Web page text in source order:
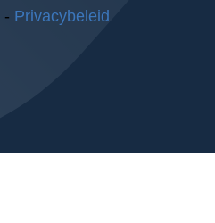
- Privacybeleid